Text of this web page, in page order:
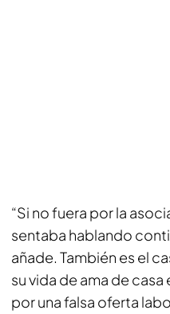
“Si no fuera por la
sentaba hablando
añade. También es el
su vida de ama de
por una falsa oferta